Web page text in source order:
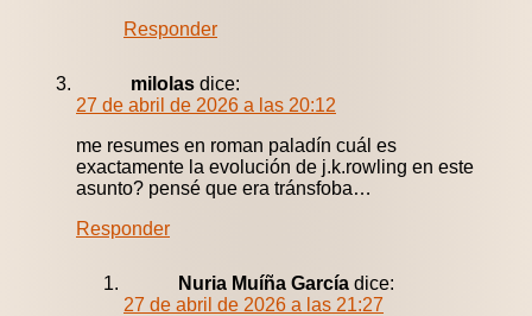
Responder
milolas dice:
27 de abril de 2026 a las 20:12
me resumes en roman paladín cuál es
exactamente la evolución de j.k.rowling en este
asunto? pensé que era tránsfoba…
Responder
Nuria Muíña García dice:
27 de abril de 2026 a las 21:27